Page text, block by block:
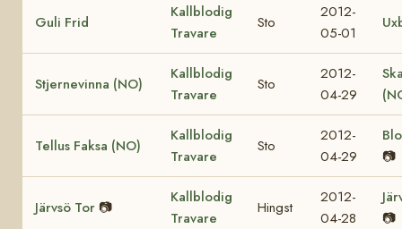
Guli Frid
Kallblodig
Travare
Sto
2012-
05-01
Stjernevinna (NO)
Kallblodig
Travare
Sto
2012-
04-29
Tellus Faksa (NO)
Kallblodig
Travare
Sto
2012-
04-29
📷
Järvsö Tor 📷
Kallblodig
Travare
Hingst
2012-
04-28
📷